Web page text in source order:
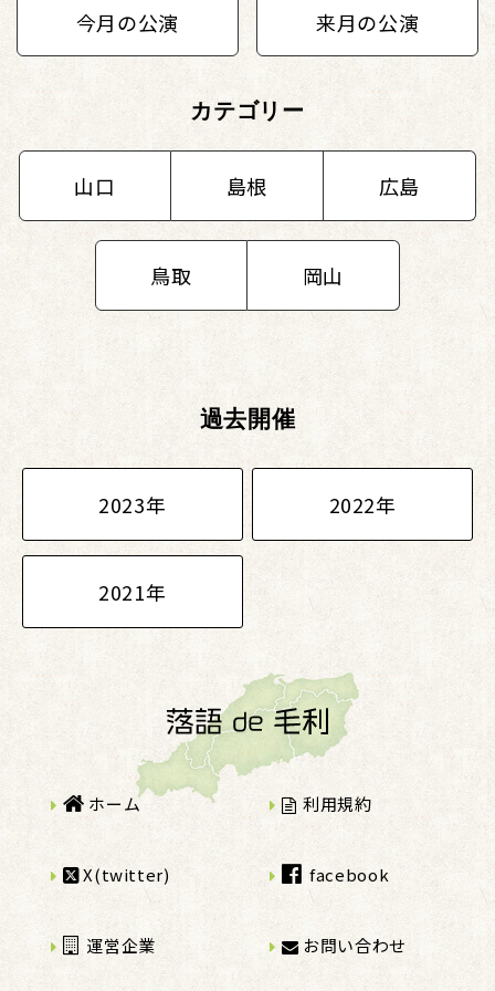
今月の公演 来月の公演
カテゴリー
山口 島根 広島
鳥取 岡山
過去開催
2023年 2022年
2021年
ホーム 利用規約
X(twitter) facebook
運営企業 お問い合わせ